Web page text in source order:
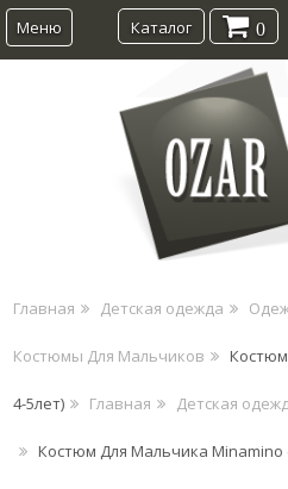
Меню Каталог 0
Главная Детская одежда
Костюмы Для Мальчиков
4-5лет) Главная Детская
Костюм Для Мальчика Minamino